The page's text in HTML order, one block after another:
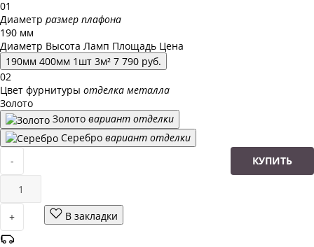
01
Диаметр размер плафона
190 мм
Диаметр Высота Ламп Площадь Цена
190мм 400мм 1 шт 3м² 7 790 руб.
02
Цвет фурнитуры отделка металла
Золото
Золото вариант отделки
Серебро вариант отделки
-
+
КУПИТЬ
В закладки